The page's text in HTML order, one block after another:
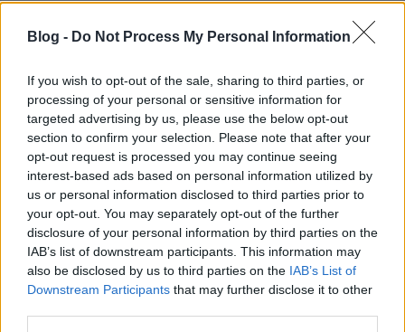
Blog - Do Not Process My Personal Information
If you wish to opt-out of the sale, sharing to third parties, or
processing of your personal or sensitive information for
targeted advertising by us, please use the below opt-out
section to confirm your selection. Please note that after your
opt-out request is processed you may continue seeing
interest-based ads based on personal information utilized by
us or personal information disclosed to third parties prior to
your opt-out. You may separately opt-out of the further
disclosure of your personal information by third parties on the
IAB’s list of downstream participants. This information may
also be disclosed by us to third parties on the IAB’s List of
Downstream Participants that may further disclose it to other
Heaven DJ-jével, aki nem túl messziről a Sirályból
első napjáról. K.A.: Ezek szerint nem csak a Plastic
Heaven színeiben fogsz majd előfordulni a Bánkitó
fesztiválon? T.A.: Úgy…
Interjú az Amnesty International
munkatársával, Átol Dorottyával
kokenyke•2012. július 17.
Az interjút Dudás Fanni készítette. D.F.: Miért
tartjátok fontosnak a fesztiválon a szervezet
jelenlétét? Á. D.: Tavaly voltunk először a fesztiválon,